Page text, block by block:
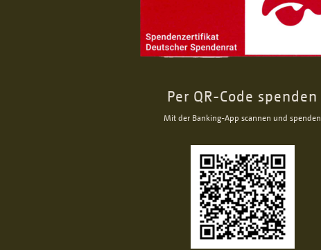
Per QR-Code spenden
Mit der Banking-App scannen und spenden